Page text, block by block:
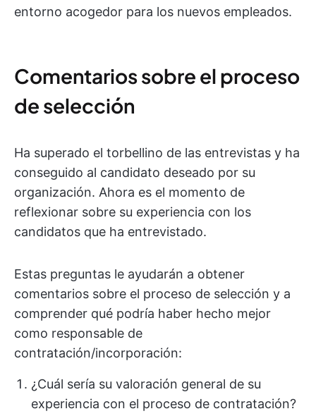
entorno acogedor para los nuevos empleados.
Comentarios sobre el proceso
de selección
Ha superado el torbellino de las entrevistas y ha
conseguido al candidato deseado por su
organización. Ahora es el momento de
reflexionar sobre su experiencia con los
candidatos que ha entrevistado.
Estas preguntas le ayudarán a obtener
comentarios sobre el proceso de selección y a
comprender qué podría haber hecho mejor
como responsable de
contratación/incorporación:
¿Cuál sería su valoración general de su
experiencia con el proceso de contratación?